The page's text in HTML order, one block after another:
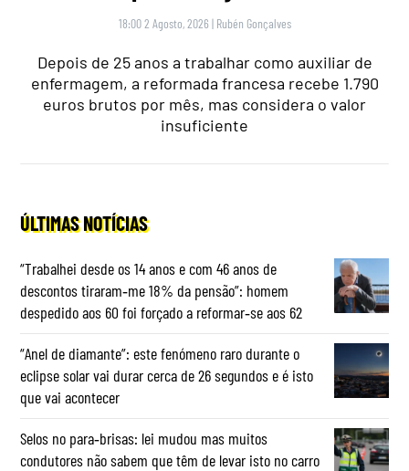
18:00 2 Agosto, 2026 | Rubén Gonçalves
Depois de 25 anos a trabalhar como auxiliar de
enfermagem, a reformada francesa recebe 1.790
euros brutos por mês, mas considera o valor
insuficiente
ÚLTIMAS NOTÍCIAS
“Trabalhei desde os 14 anos e com 46 anos de
descontos tiraram‑me 18% da pensão”: homem
despedido aos 60 foi forçado a reformar‑se aos 62
“Anel de diamante”: este fenómeno raro durante o
eclipse solar vai durar cerca de 26 segundos e é isto
que vai acontecer
Selos no para‑brisas: lei mudou mas muitos
condutores não sabem que têm de levar isto no carro